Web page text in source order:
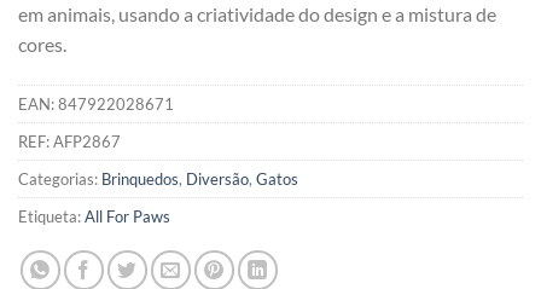
em animais, usando a criatividade do design e a mistura de
cores.
EAN:847922028671
REF:AFP2867
Categorias: Brinquedos, Diversão, Gatos
Etiqueta:All For Paws